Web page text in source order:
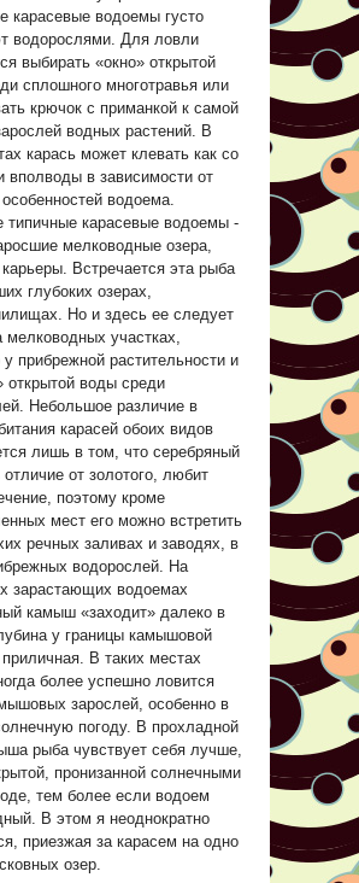
карасевые водоемы густо
водорослями. Для ловли
выбирать «окно» открытой
сплошного многотравья или
крючок с приманкой к самой
водных растений. В
карась может клевать как со
вполводы в зависимости от
водоема.
типичные карасевые водоемы -
мелководные озера,
Встречается эта рыба
глубоких озерах,
Но и здесь ее следует
мелководных участках,
у прибрежной растительности и
открытой воды среди
Небольшое различие в
карасей обоих видов
лишь в том, что серебряный
отличие от золотого, любит
поэтому кроме
мест его можно встретить
речных заливах и заводях, в
водорослей. На
зарастающих водоемах
камыш «заходит» далеко в
у границы камышовой
приличная. В таких местах
более успешно ловится
зарослей, особенно в
погоду. В прохладной
рыба чувствует себя лучше,
пронизанной солнечными
тем более если водоем
В этом я неоднократно
приезжая за карасем на одно
озер.